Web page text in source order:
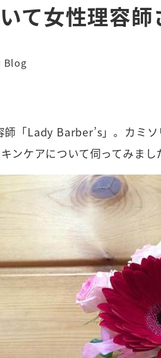
て女性理容
ゴリー
Blog
「Lady Barber’s」。カミ
ンケアについて伺ってみまし